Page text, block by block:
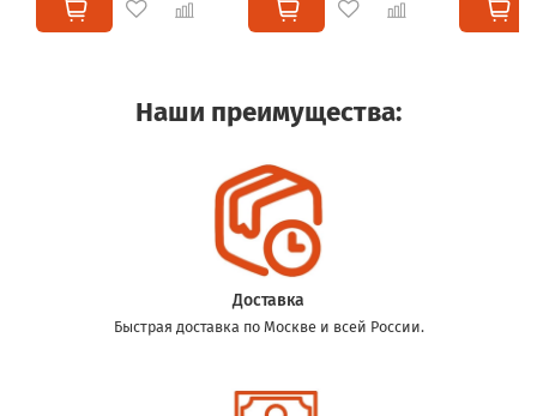
Наши преимущества:
Доставка
Быстрая доставка по Москве и всей России.